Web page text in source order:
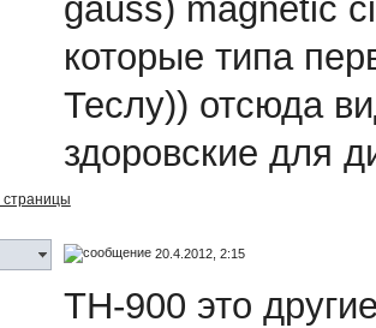
gauss) magnetic
которые типа
Теслу)) отсюда
здоровские для
20.4.2012, 2:15
TH-900 это